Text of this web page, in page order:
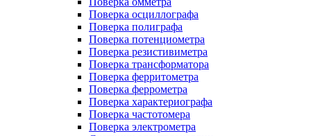
Поверка осциллографа
Поверка полиграфа
Поверка потенциометра
Поверка резистивиметра
Поверка трансформатора
Поверка ферритометра
Поверка феррометра
Поверка характериографа
Поверка частотомера
Поверка электрометра